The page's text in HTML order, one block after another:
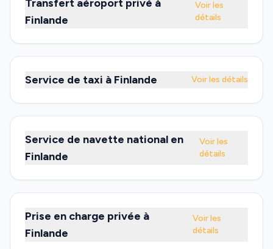
Transfert aéroport privé à
Finlande
Voir les
détails
Service de taxi à Finlande Voir les détails
Service de navette national en
Finlande
Voir les
détails
Prise en charge privée à
Finlande
Voir les
détails